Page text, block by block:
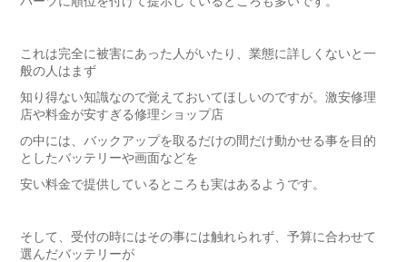
これは完全に被害にあった人がいたり、業態に詳しくないと一
般の人はまず
知り得ない知識なので覚えておいてほしいのですが。激安修理
店や料金が安すぎる修理ショップ店
の中には、バックアップを取るだけの間だけ動かせる事を目的
としたバッテリーや画面などを
安い料金で提供しているところも実はあるようです。
そして、受付の時にはその事には触れられず、予算に合わせて
選んだバッテリーが